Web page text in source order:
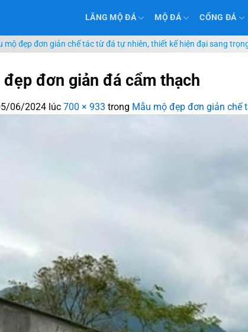
LĂNG MỘ ĐÁ MỘ ĐÁ CỔNG ĐÁ
mộ đẹp đơn giản chế tác từ đá tự nhiên, thiết kế hiện đại sang
đẹp đơn giản đá cẩm thạch
06/2024 lúc 700 × 933 trong Mẫu mộ đẹp đơn giản chế